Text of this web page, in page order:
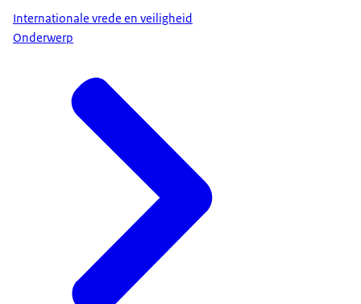
Internationale vrede en veiligheid
Onderwerp